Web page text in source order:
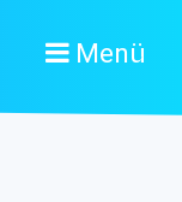
Menü